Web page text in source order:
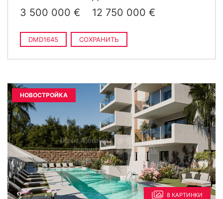
3 500 000 € 12 750 000 €
DMD1645 СОХРАНИТЬ
НОВОСТРОЙКА
8 КАРТИНКИ